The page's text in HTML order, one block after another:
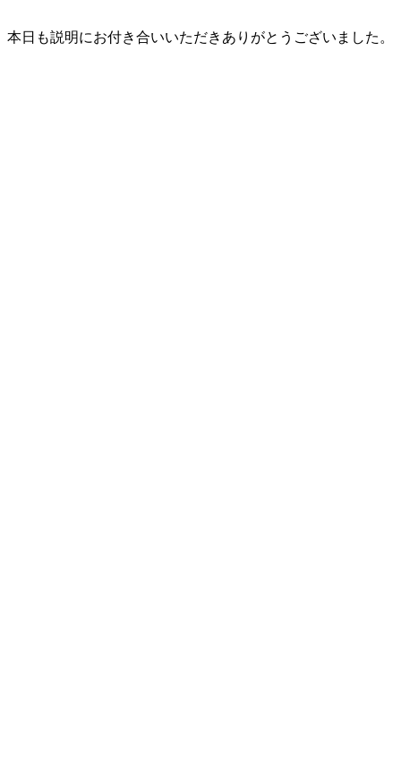
本日も説明にお付き合いいただきありがとうございました。